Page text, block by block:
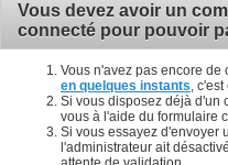
Vous devez avoir un
connecté pour pouvoir
Vous n'avez pas encore de
en quelques instants ,
Si vous disposez déjà d'un
vous à l'aide du formulaire
Si vous essayez d'envoyer
l'administrateur ait